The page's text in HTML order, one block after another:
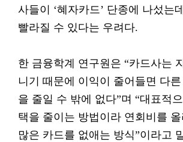
사들이 ‘혜자카드’ 단종에 나섰는
빨라질 수 있다는 우려다.
한 금융학계 연구원은 “카드사는
니기 때문에 이익이 줄어들면 다
을 줄일 수 밖에 없다”며 “대표적
택을 줄이는 방법이라 연회비를 올
많은 카드를 없애는 방식”이라고